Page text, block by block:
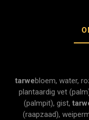
tarwebloem, water,
plantaardig vet
(palmpit), gist,
(raapzaad),